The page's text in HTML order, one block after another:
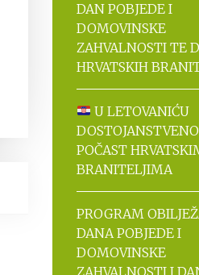
DAN POBJEDE I
DOMOVINSKE
ZAHVALNOSTI TE
HRVATSKIH
U LETOVANIĆU
POČAST
BRANITELJIMA
PROGRAM
DANA POBJEDE I
DOMOVINSKE
ZAHVALNOSTI I